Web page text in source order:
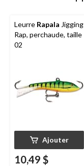
Leurre Rapala Jigging
Rap, perchaude, taille
02
Ajouter
10,49 $